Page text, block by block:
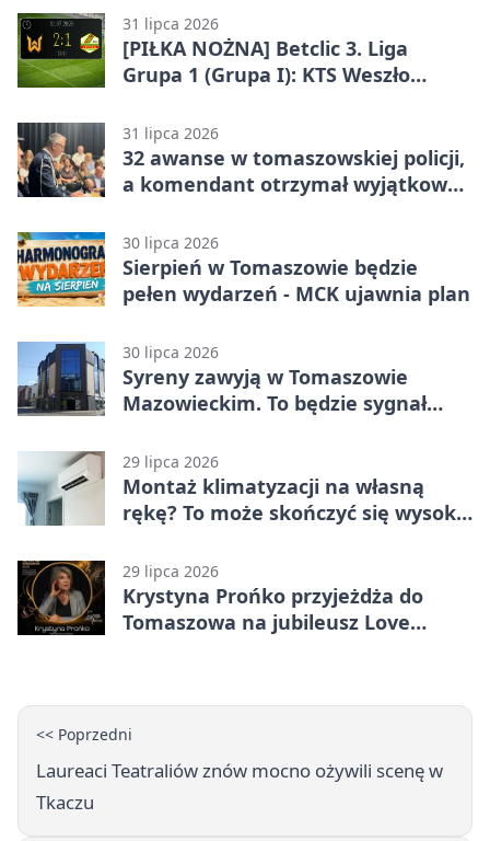
31 lipca 2026
[PIŁKA NOŻNA] Betclic 3. Liga
Grupa 1 (Grupa I): KTS Weszło
Mazowiecki 2:1
31 lipca 2026
32 awanse w tomaszowskiej policji,
a komendant otrzymał wyjątkowy
30 lipca 2026
Sierpień w Tomaszowie będzie
pełen wydarzeń - MCK ujawnia plan
30 lipca 2026
Syreny zawyją w Tomaszowie
Mazowieckim. To będzie sygnał
29 lipca 2026
Montaż klimatyzacji na własną
rękę? To może skończyć się wysoką
29 lipca 2026
Krystyna Prońko przyjeżdża do
Tomaszowa na jubileusz Love
<< Poprzedni
Laureaci Teatraliów znów mocno ożywili scenę w
Tkaczu